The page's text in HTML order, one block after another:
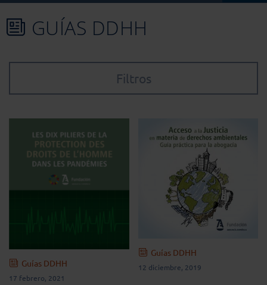
GUÍAS DDHH
Filtros
Guías DDHH
17 febrero, 2021
Guías DDHH
12 diciembre, 2019